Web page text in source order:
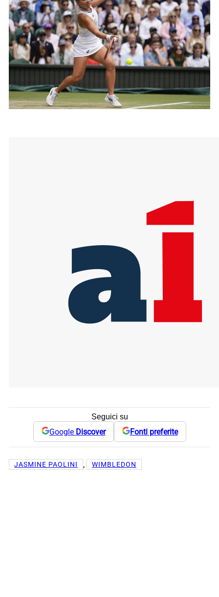
Seguici su
Google Discover Fonti preferite
JASMINE PAOLINI , WIMBLEDON